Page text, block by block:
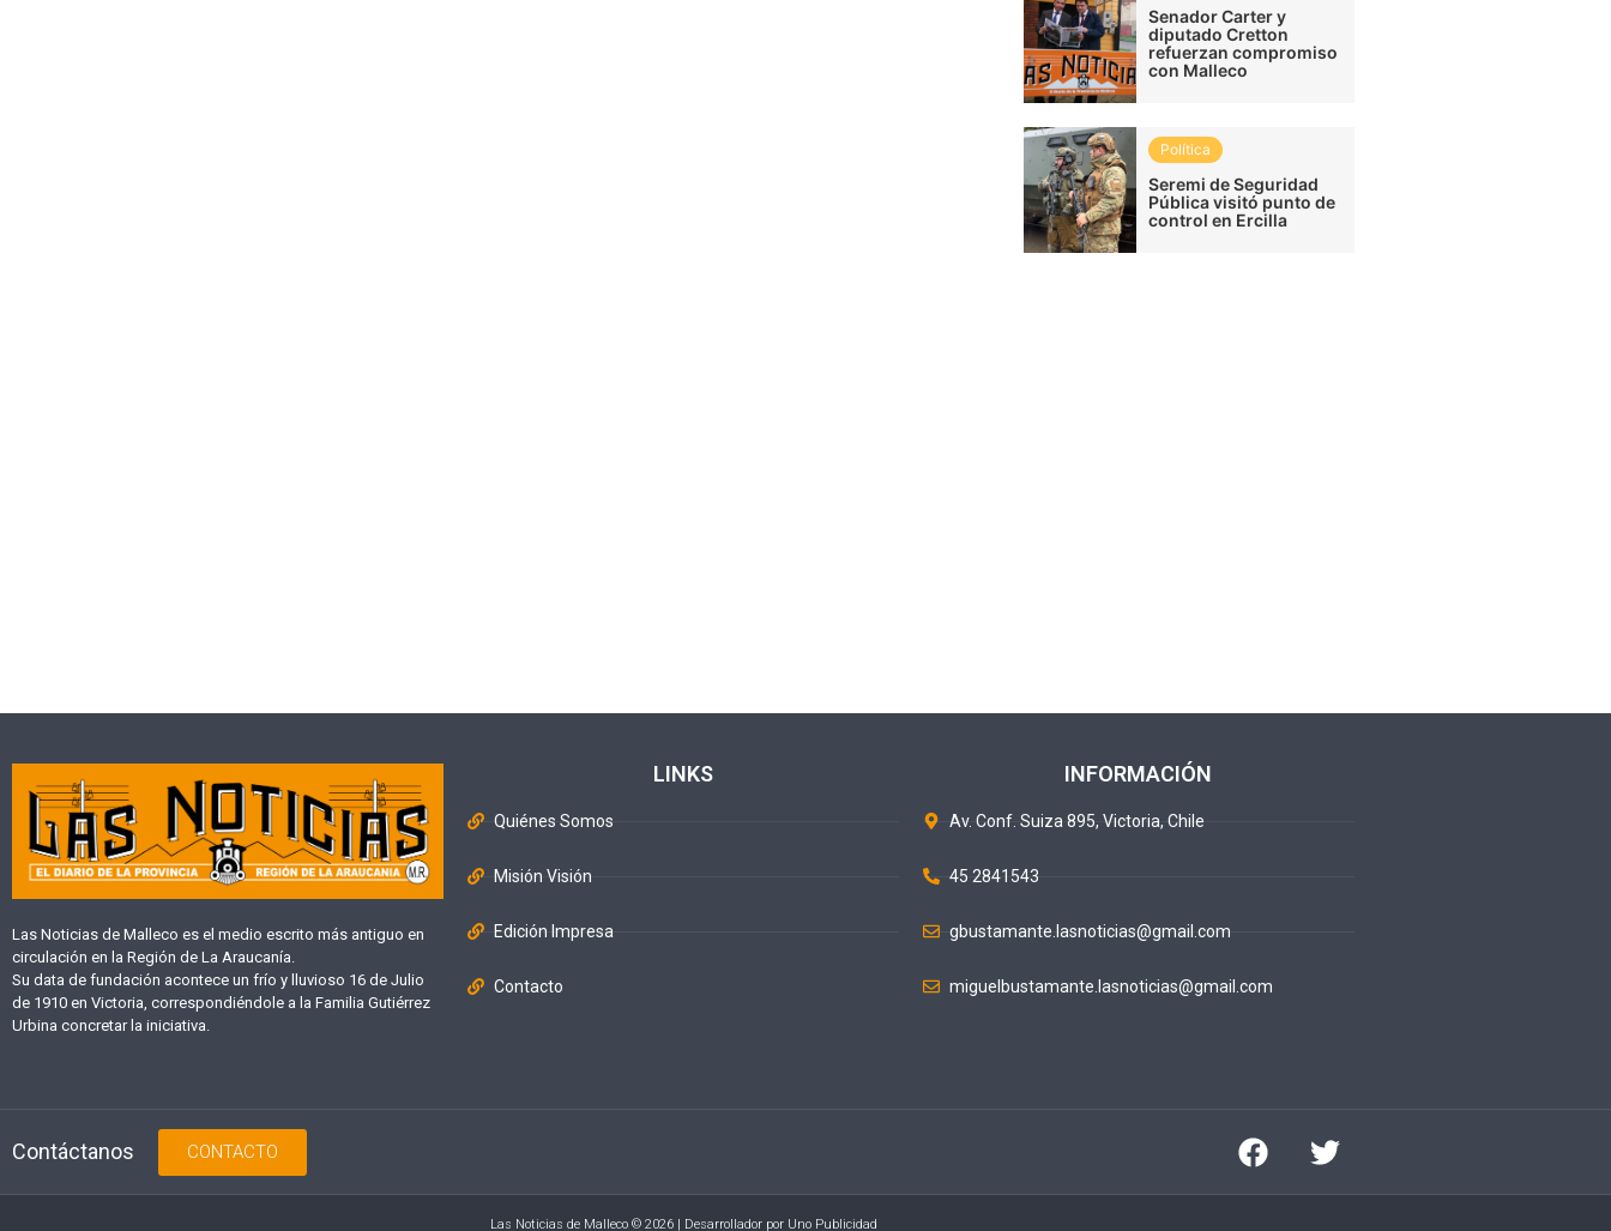
Senador Carter y
diputado Cretton
refuerzan compromiso
con Malleco
Política
Seremi de Seguridad
Pública visitó punto de
control en Ercilla
Las Noticias de Malleco es el medio escrito más antiguo en
circulación en la Región de La Araucanía.
Su data de fundación acontece un frío y lluvioso 16 de Julio
de 1910 en Victoria, correspondiéndole a la Familia Gutiérrez
Urbina concretar la iniciativa.
LINKS
Quiénes Somos
Misión Visión
Edición Impresa
Contacto
INFORMACIÓN
Av. Conf. Suiza 895, Victoria, Chile
45 2841543
gbustamante.lasnoticias@gmail.com
miguelbustamante.lasnoticias@gmail.com
Contáctanos CONTACTO
Las Noticias de Malleco © 2026 | Desarrollador por Uno Publicidad